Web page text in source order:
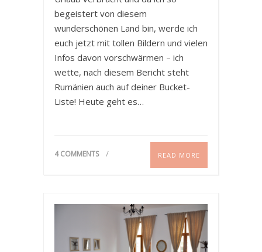
begeistert von diesem
wunderschönen Land bin, werde ich
euch jetzt mit tollen Bildern und vielen
Infos davon vorschwärmen – ich
wette, nach diesem Bericht steht
Rumänien auch auf deiner Bucket-
Liste! Heute geht es…
4 COMMENTS READ MORE